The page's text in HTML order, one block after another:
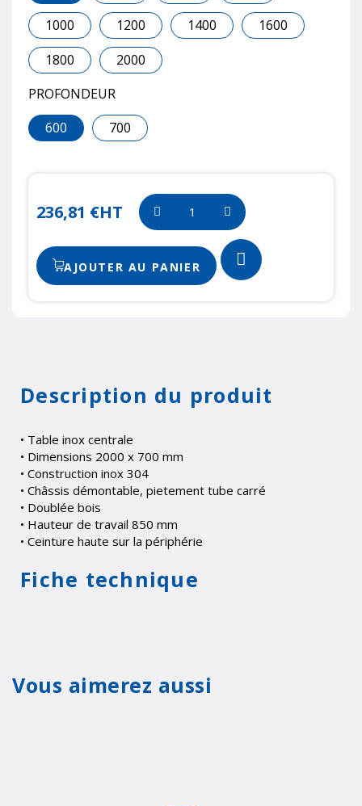
1000
1200 1400
1600
1800
2000
PROFONDEUR
600
700
236,81 €HT
AJOUTER AU PANIER
Description du produit
• Table inox centrale
• Dimensions 2000 x 700 mm
• Construction inox 304
• Châssis démontable, pietement tube carré
• Doublée bois
• Hauteur de travail 850 mm
• Ceinture haute sur la périphérie
Fiche technique
Vous aimerez aussi